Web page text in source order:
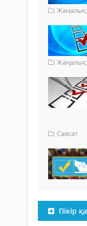
Саясат
Пікір